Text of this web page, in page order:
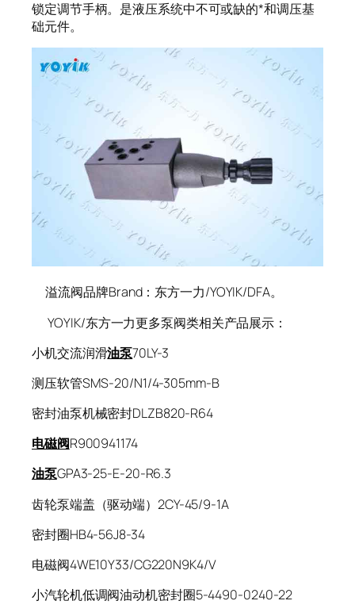
锁定调节手柄。是液压系统中不可或缺的*和调压基
础元件。
溢流阀品牌Brand：东方一力/YOYIK/DFA。
YOYIK/东方一力更多泵阀类相关产品展示：
小机交流润滑油泵70LY-3
测压软管SMS-20/N1/4-305mm-B
密封油泵机械密封DLZB820-R64
电磁阀R900941174
油泵GPA3-25-E-20-R6.3
齿轮泵端盖（驱动端）2CY-45/9-1A
密封圈HB4-56J8-34
电磁阀4WE10Y33/CG220N9K4/V
小汽轮机低调阀油动机密封圈5-4490-0240-22